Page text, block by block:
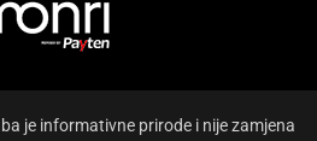
je informativne prirode i nije zamjena